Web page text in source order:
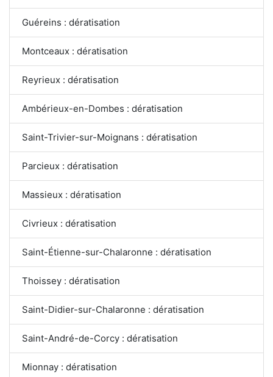
Guéreins : dératisation
Montceaux : dératisation
Reyrieux : dératisation
Ambérieux-en-Dombes : dératisation
Saint-Trivier-sur-Moignans : dératisation
Parcieux : dératisation
Massieux : dératisation
Civrieux : dératisation
Saint-Étienne-sur-Chalaronne : dératisation
Thoissey : dératisation
Saint-Didier-sur-Chalaronne : dératisation
Saint-André-de-Corcy : dératisation
Mionnay : dératisation